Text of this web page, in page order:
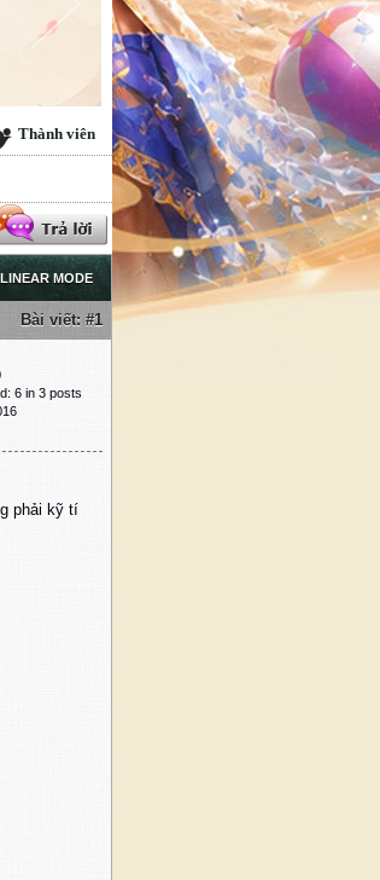
Thành viên
LINEAR MODE
Bài viết: #1
6 in 3 posts
phải kỹ tí